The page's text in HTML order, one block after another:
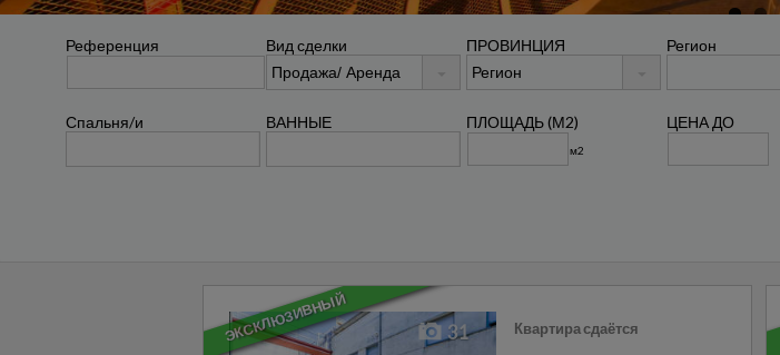
Референция Вид сделки ПРОВИНЦИЯ Регион
Спальня/и ВАННЫЕ ПЛОЩАДЬ (М2)
м2
ЦЕНА ДО
ЭКСКЛЮЗИВНЫЙ 31 Квартира сдаётся